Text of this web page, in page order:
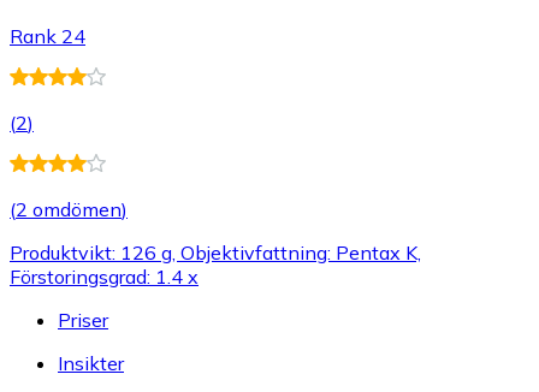
Rank 24
(2)
(2 omdömen)
Produktvikt: 126 g, Objektivfattning: Pentax K,
Förstoringsgrad: 1.4 x
Priser
Insikter